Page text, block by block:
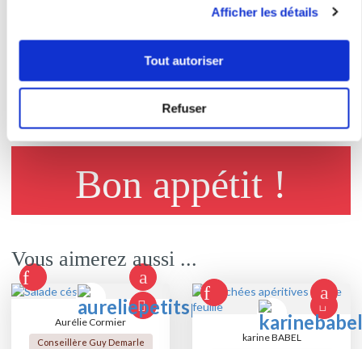
Afficher les détails
Tout autoriser
Refuser
5 Mettre à cuire 20min suivant four.
6 A manger tiède ou froid.
Bon appétit !
Vous aimerez aussi ...
Aurélie Cormier
Conseillère Guy Demarle karine BABEL